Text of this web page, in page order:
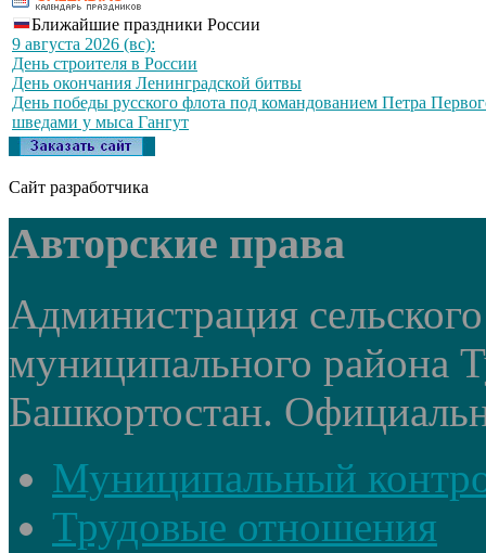
Ближайшие праздники России
9 августа 2026 (вс):
День строителя в России
День окончания Ленинградской битвы
День победы русского флота под командованием Петра
шведами у мыса Гангут
Сайт разработчика
Авторские права
Администрация
муниципального района
Башкортостан.
Муниципальный
Трудовые отношения